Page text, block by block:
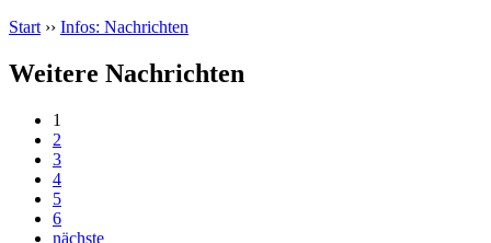
Start ›› Infos: Nachrichten
Weitere Nachrichten
1
2
3
4
5
6
nächste